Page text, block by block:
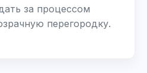
за процессом
перегородку.